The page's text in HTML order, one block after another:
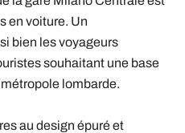
en voiture. Un
bien les voyageurs
souhaitant une base
lombarde.
au design épuré et